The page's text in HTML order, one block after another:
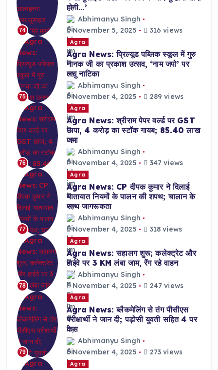
74
होगी…’
Abhimanyu Singh
November 5, 2025
316 views
75
Agra
Agra News: प्रिल्यूड पब्लिक स्कूल में गुरु
नानक जी का प्रकाश उत्सव, ‘नाम जपो’ पर
लघु नाटिका
Abhimanyu Singh
November 4, 2025
289 views
76
Agra
Agra News: श्रीराम पेपर वर्ल्ड पर GST
छापा, 4 करोड़ का स्टॉक गायब; 85.40 लाख
जमा
Abhimanyu Singh
November 4, 2025
347 views
77
Agra
Agra News: CP दीपक कुमार ने दिलाई
यातायात नियमों के पालन की शपथ; चालान के
साथ जागरूकता
Abhimanyu Singh
November 4, 2025
318 views
78
Agra
Agra News: सहालग शुरू; कलेक्ट्रेट और
हाईवे पर 3 KM लंबा जाम, रेंग रहे वाहन
Abhimanyu Singh
November 4, 2025
247 views
79
Agra
Agra News: ब्लैकमेलिंग से तंग पीसीएस
परीक्षार्थी ने जान दी; पड़ोसी युवती सहित 4 पर
केस
Abhimanyu Singh
November 4, 2025
273 views
Agra